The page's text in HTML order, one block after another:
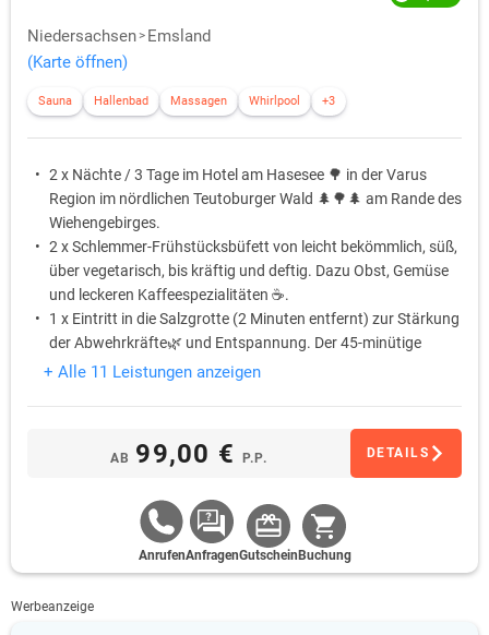
Niedersachsen
Emsland
(Karte öffnen)
Sauna Hallenbad Massagen Whirlpool +3
2 x Nächte / 3 Tage im Hotel am Hasesee 🌳 in der Varus
Region im nördlichen Teutoburger Wald 🌲🌳🌲 am Rande des
Wiehengebirges.
2 x Schlemmer-Frühstücksbüfett von leicht bekömmlich, süß,
über vegetarisch, bis kräftig und deftig. Dazu Obst, Gemüse
und leckeren Kaffeespezialitäten ☕️.
1 x Eintritt in die Salzgrotte (2 Minuten entfernt) zur Stärkung
der Abwehrkräfte🌿 und Entspannung. Der 45-minütige
Aufenthalt in der Grotte wirkt wie ein Tag am Meer! 🏖️
1 x Begrüßungsgetränk nach Wahl am Anreisetag erhalten
☀️ auch auf unserer großen Gartenterrasse.
Gratis: Partnerprogramm "mehrWERT Bramsche" mit
Einkaufsgutscheinen für ausgewählte Geschäfte in
€. 🎁🛍️
+ Alle 11 Leistungen anzeigen
AB 99,00 € P.P. DETAILS
AnrufenAnfragenGutschein Buchung
Werbeanzeige